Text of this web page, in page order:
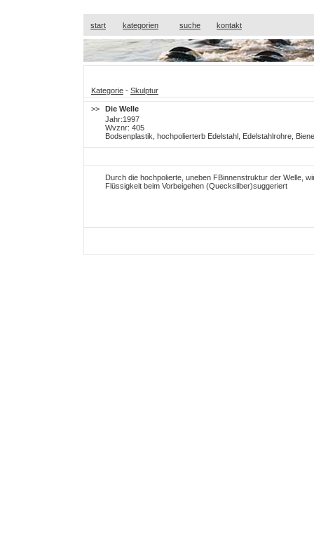
start kategorien suche kontakt
Kategorie - Skulptur
>>
Die Welle
Jahr:1997
Wvznr: 405
Bodsenplastik, hochpolierterb Edelstahl, Edelstahlrohre,
Durch die hochpolierte, uneben FBinnenstruktur der Welle,
Flüssigkeit beim Vorbeigehen (Quecksilber)suggeriert